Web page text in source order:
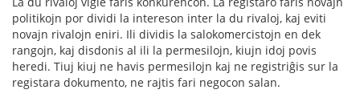
politikojn por dividi la intereson inter la du rivaloj, kaj eviti
novajn rivalojn eniri. Ili dividis la salokomercistojn en dek
rangojn, kaj disdonis al ili la permesilojn, kiujn idoj povis
heredi. Tiuj kiuj ne havis permesilojn kaj ne registriĝis sur la
registara dokumento, ne rajtis fari negocon salan.